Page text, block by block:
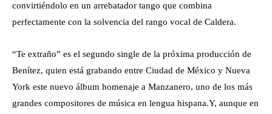
convirtiéndolo en un arrebatador tango que combina
perfectamente con la solvencia del rango vocal de Caldera.
“Te extraño” es el segundo single de la próxima producción de
Benítez, quien está grabando entre Ciudad de México y Nueva
York este nuevo álbum homenaje a Manzanero, uno de los más
grandes compositores de música en lengua hispana.Y, aunque en